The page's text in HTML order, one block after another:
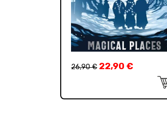
26,90€ 22,90€